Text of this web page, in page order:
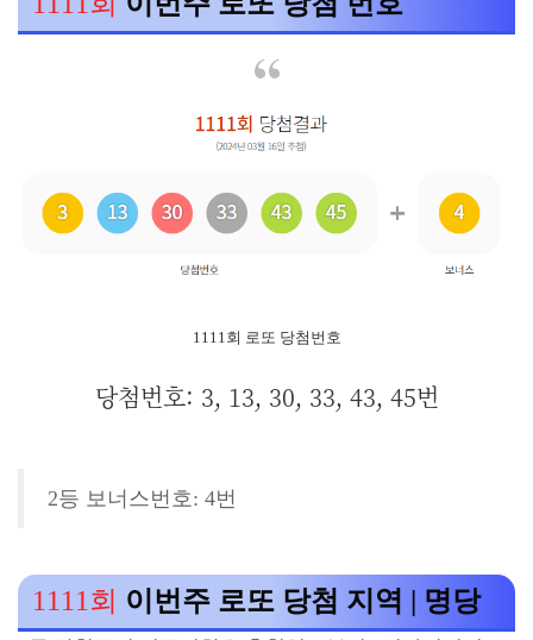
1111회 로또 당첨번호
당첨번호: 3, 13, 30, 33, 43, 45번
2등 보너스번호: 4번
1111회 이번주 로또 당첨 지역 | 명당